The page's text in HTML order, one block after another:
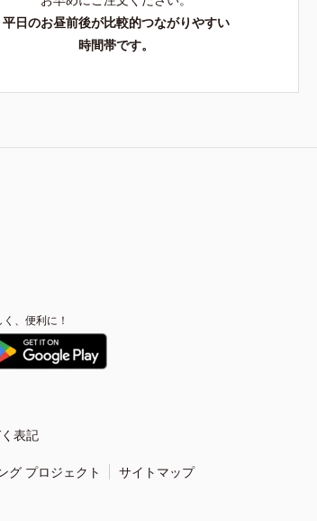
平日のお昼前後が比較的つながりやすい
時間帯です。
、便利に！
表記
グ プロジェクト サイトマップ